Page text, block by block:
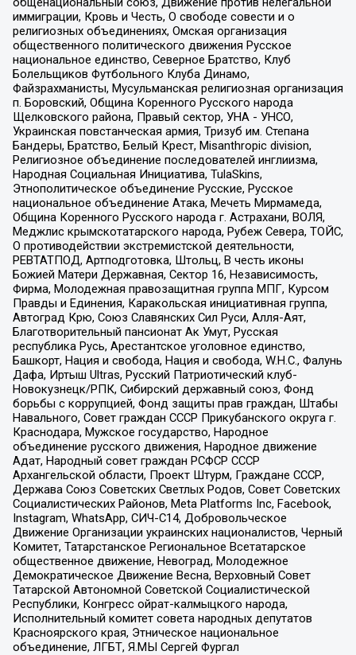
иммиграции, Кровь и Честь, О свободе совести и о
религиозных объединениях, Омская организация
общественного политического движения Русское
национальное единство, Северное Братство, Клуб
Болельщиков Футбольного Клуба Динамо,
Файзрахманисты, Мусульманская религиозная организация
п. Боровский, Община Коренного Русского народа
Щелковского района, Правый сектор, УНА - УНСО,
Украинская повстанческая армия, Тризуб им. Степана
Бандеры, Братство, Белый Крест, Misanthropic division,
Религиозное объединение последователей инглиизма,
Народная Социальная Инициатива, TulaSkins,
Этнополитическое объединение Русские, Русское
национальное объединение Атака, Мечеть Мирмамеда,
Община Коренного Русского народа г. Астрахани, ВОЛЯ,
Меджлис крымскотатарского народа, Рубеж Севера, ТОЙС,
О противодействии экстремистской деятельности,
РЕВТАТПОД, Артподготовка, Штольц, В честь иконы
Божией Матери Державная, Сектор 16, Независимость,
Фирма, Молодежная правозащитная группа МПГ, Курсом
Правды и Единения, Каракольская инициативная группа,
Автоград Крю, Союз Славянских Сил Руси, Алля-Аят,
Благотворительный пансионат Ак Умут, Русская
республика Русь, Арестантское уголовное единство,
Башкорт, Нация и свобода, Нация и свобода, W.H.С., Фалунь
Дафа, Иртыш Ultras, Русский Патриотический клуб-
Новокузнецк/РПК, Сибирский державный союз, Фонд
борьбы с коррупцией, Фонд защиты прав граждан, Штабы
Навального, Совет граждан СССР Прикубанского округа г.
Краснодара, Мужское государство, Народное
объединение русского движения, Народное движение
Адат, Народный совет граждан РСФСР СССР
Архангельской области, Проект Штурм, Граждане СССР,
Держава Союз Советских Светлых Родов, Совет Советских
Социалистических Районов, Meta Platforms Inc, Facebook,
Instagram, WhatsApp, СИЧ-С14, Добровольческое
Движение Организации украинских националистов, Черный
Комитет, Татарстанское Региональное Всетатарское
общественное движение, Невоград, Молодежное
Демократическое Движение Весна, Верховный Совет
Татарской Автономной Советской Социалистической
Республики, Конгресс ойрат-калмыцкого народа,
Исполнительный комитет совета народных депутатов
Красноярского края, Этническое национальное
объединение, ЛГБТ, Я.МЫ Сергей Фургал